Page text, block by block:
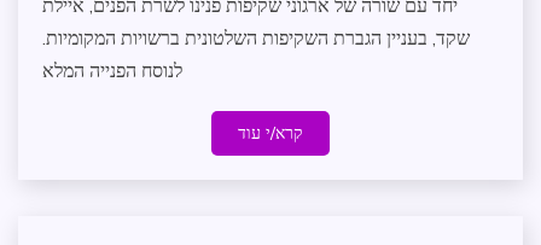
שקד, בעניין הגברת השקיפות השלטונית ברשויות המקומיות.
לנוסח הפנייה המלא
קרא/י עוד